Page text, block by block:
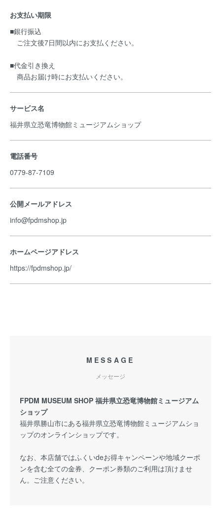
お支払い期限
■銀行振込
ご注文後7日間以内にお支払ください。
■代金引き換え
商品お届け時にお支払いください。
サービス名
福井県立恐竜博物館ミュージアムショップ
電話番号
0779-87-7109
公開メールアドレス
info@fpdmshop.jp
ホームページアドレス
https://fpdmshop.jp/
MESSAGE
メッセージ
FPDM MUSEUM SHOP 福井県立恐竜博物館ミュージアム
ショップ
福井県勝山市にある福井県立恐竜博物館ミュージアムショ
ップのオンラインショップです。
なお、本店舗ではふくいdeお得キャンペーンや地域クーポ
ンを含む全ての金券、クーポン券類のご利用は頂けませ
ん。ご注意ください。